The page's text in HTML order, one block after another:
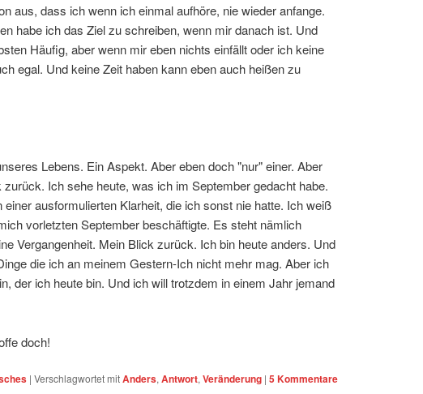
aus, dass ich wenn ich einmal aufhöre, nie wieder anfange.
habe ich das Ziel zu schreiben, wenn mir danach ist. Und
Häufig, aber wenn mir eben nichts einfällt oder ich keine
egal. Und keine Zeit haben kann eben auch heißen zu
Lebens. Ein Aspekt. Aber eben doch "nur" einer. Aber
Ich sehe heute, was ich im September gedacht habe.
ausformulierten Klarheit, die ich sonst nie hatte. Ich weiß
vorletzten September beschäftigte. Es steht nämlich
Vergangenheit. Mein Blick zurück. Ich bin heute anders. Und
die ich an meinem Gestern-Ich nicht mehr mag. Aber ich
der ich heute bin. Und ich will trotzdem in einem Jahr jemand
doch!
| Verschlagwortet mitAnders, Antwort, Veränderung | 5Kommentare